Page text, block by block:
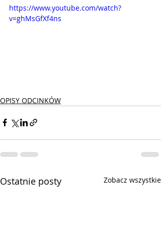
https://www.youtube.com/watch?
v=ghMsGfXf4ns
OPISY ODCINKÓW
Ostatnie posty Zobacz wszystkie